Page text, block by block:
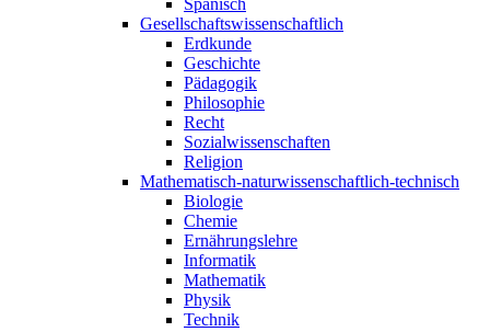
Spanisch
Gesellschaftswissenschaftlich
Erdkunde
Geschichte
Pädagogik
Philosophie
Recht
Sozialwissenschaften
Religion
Mathematisch-naturwissenschaftlich-technisch
Biologie
Chemie
Ernährungslehre
Informatik
Mathematik
Physik
Technik